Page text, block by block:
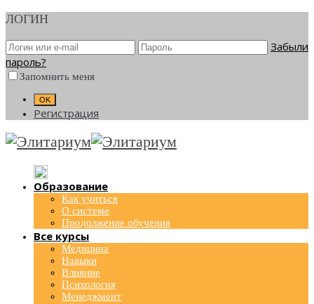
ЛОГИН
Забыли
пароль?
Запомнить меня
Регистрация
Образование
Как учиться
О системе
Продолжение обучения
Все курсы
Медицина
Навыки
Влияние
Психология
Менеджмент